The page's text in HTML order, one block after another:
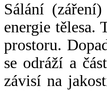
Sálání
energie tělesa.
prostoru.
se odráží a
závisí na